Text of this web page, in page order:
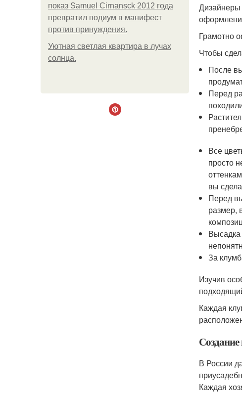
показ Samuel Cirnansck 2012 года
превратил подиум в манифест
против принуждения.
Уютная светлая квартира в лучах
солнца.
Дизайнеры
Грамотно
Чтобы
После
Перед
Все
просто
вы
Перед
размер,
Высадка
За
Изучив
Каждая
В России
Каждая